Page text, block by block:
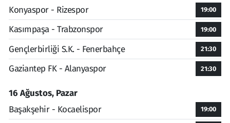
Konyaspor - Rizespor
19:00
Kasımpaşa - Trabzonspor 19:00
Gençlerbirliği S.K. - Fenerbahçe 21:30
Gaziantep FK - Alanyaspor 21:30
16 Ağustos, Pazar
Başakşehir - Kocaelispor
19:00